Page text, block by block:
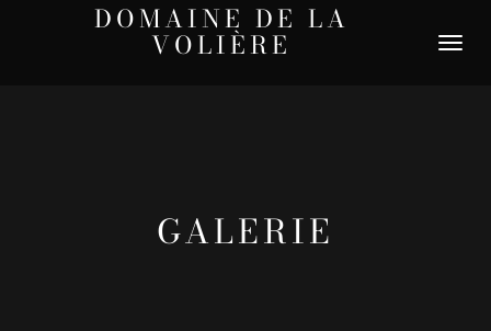
DOMAINE DE LA
VOLIÈRE
DÉPLIER
GALERIE